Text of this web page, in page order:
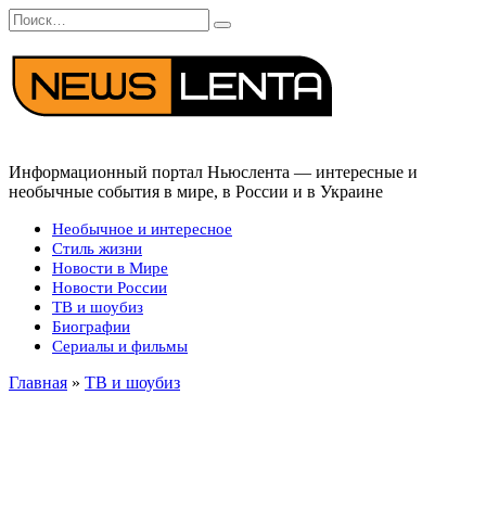
Перейти
к
содержанию
Search
for:
Информационный портал Ньюслента — интересные и
необычные события в мире, в России и в Украине
Необычное и интересное
Стиль жизни
Новости в Мире
Новости России
ТВ и шоубиз
Биографии
Сериалы и фильмы
Главная » ТВ и шоубиз